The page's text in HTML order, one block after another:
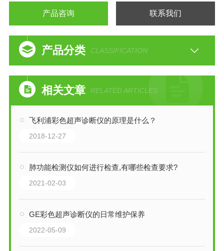
产品咨询 联系我们
产品分类 CLASSIFICATION
相关文章 RELATED ARTICLES
飞利浦彩色超声诊断仪的原理是什么？
2018-12-27
肺功能检测仪如何进行检查,有哪些检查要求?
2021-02-03
GE彩色超声诊断仪的日常维护保养
2022-05-09